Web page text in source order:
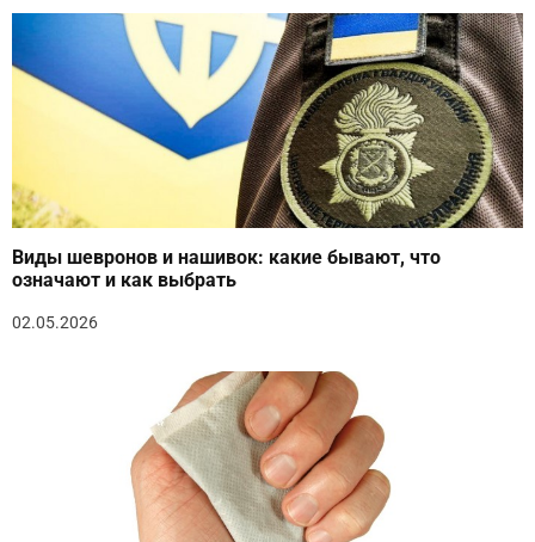
Виды шевронов и нашивок: какие бывают, что
означают и как выбрать
02.05.2026